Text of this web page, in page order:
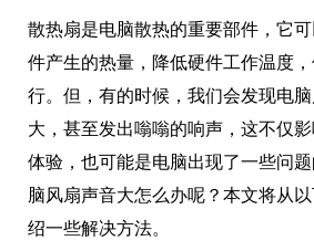
散热扇是电脑散热的重要部件，它
件产生的热量，降低硬件工作温度
行。但，有的时候，我们会发现电
大，甚至发出嗡嗡的响声，这不仅
体验，也可能是电脑出现了一些问
脑风扇声音大怎么办呢？本文将从
绍一些解决方法。